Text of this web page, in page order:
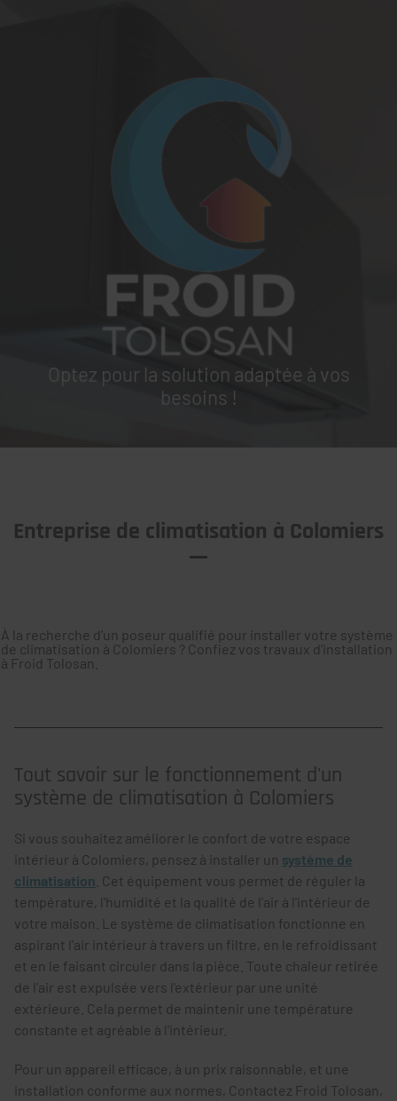
Optez pour la solution adaptée à vos
besoins !
Entreprise de climatisation à Colomiers
À la recherche d’un poseur qualifié pour installer votre système
de climatisation à Colomiers ? Confiez vos travaux d'installation
à Froid Tolosan.
Tout savoir sur le fonctionnement d'un
système de climatisation à Colomiers
Si vous souhaitez améliorer le confort de votre espace
intérieur à Colomiers, pensez à installer un système de
climatisation . Cet équipement vous permet de réguler la
température, l'humidité et la qualité de l'air à l'intérieur de
votre maison. Le système de climatisation fonctionne en
aspirant l'air intérieur à travers un filtre, en le refroidissant
et en le faisant circuler dans la pièce. Toute chaleur retirée
de l'air est expulsée vers l'extérieur par une unité
extérieure. Cela permet de maintenir une température
constante et agréable à l'intérieur.
Pour un appareil efficace, à un prix raisonnable, et une
installation conforme aux normes, Contactez Froid Tolosan,